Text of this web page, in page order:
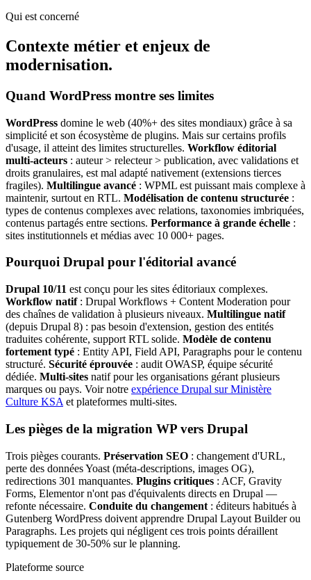
Qui est concerné
Contexte métier et enjeux de
modernisation.
Quand WordPress montre ses limites
WordPress domine le web (40%+ des sites mondiaux) grâce à sa
simplicité et son écosystème de plugins. Mais sur certains profils
d'usage, il atteint des limites structurelles. Workflow éditorial
multi-acteurs : auteur > relecteur > publication, avec validations et
droits granulaires, est mal adapté nativement (extensions tierces
fragiles). Multilingue avancé : WPML est puissant mais complexe à
maintenir, surtout en RTL. Modélisation de contenu structurée :
types de contenus complexes avec relations, taxonomies imbriquées,
contenus partagés entre sections. Performance à grande échelle :
sites institutionnels et médias avec 10 000+ pages.
Pourquoi Drupal pour l'éditorial avancé
Drupal 10/11 est conçu pour les sites éditoriaux complexes.
Workflow natif: Drupal Workflows + Content Moderation pour
des chaînes de validation à plusieurs niveaux. Multilingue natif
(depuis Drupal 8) : pas besoin d'extension, gestion des entités
traduites cohérente, support RTL solide. Modèle de contenu
fortement typé : Entity API, Field API, Paragraphs pour le contenu
structuré. Sécurité éprouvée : audit OWASP, équipe sécurité
dédiée. Multi-sites natif pour les organisations gérant plusieurs
marques ou pays. Voir notre expérience Drupal sur Ministère
Culture KSA et plateformes multi-sites.
Les pièges de la migration WP vers Drupal
Trois pièges courants. Préservation SEO : changement d'URL,
perte des données Yoast (méta-descriptions, images OG),
redirections 301 manquantes. Plugins critiques : ACF, Gravity
Forms, Elementor n'ont pas d'équivalents directs en Drupal —
refonte nécessaire. Conduite du changement : éditeurs habitués à
Gutenberg WordPress doivent apprendre Drupal Layout Builder ou
Paragraphs. Les projets qui négligent ces trois points déraillent
typiquement de 30-50% sur le planning.
Plateforme source